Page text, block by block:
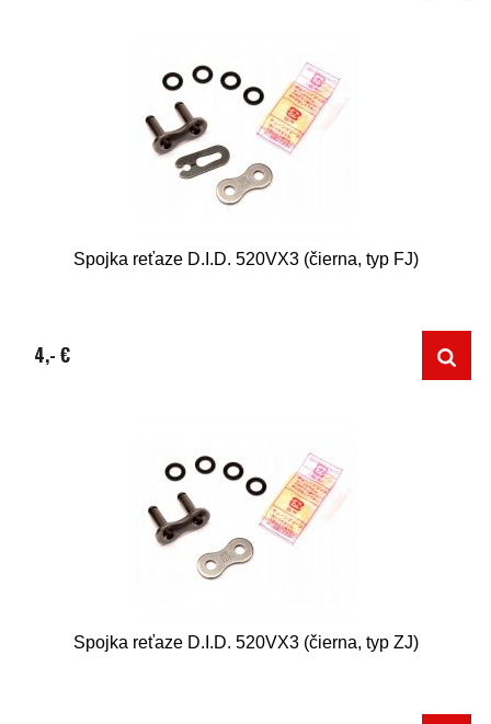
Spojka reťaze D.I.D. 520VX3 (čierna, typ FJ)
4,- €
Spojka reťaze D.I.D. 520VX3 (čierna, typ ZJ)